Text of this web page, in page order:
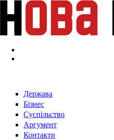
Перейти к основному содержанию
Держава
Бізнес
Суспільство
Аргумент
Контакти